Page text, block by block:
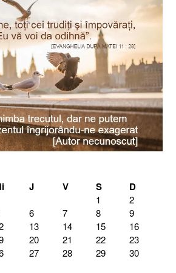
J V S D
1
2
6 7 8
9
13 14 15
16
20 21 22
23
27 28 29
30